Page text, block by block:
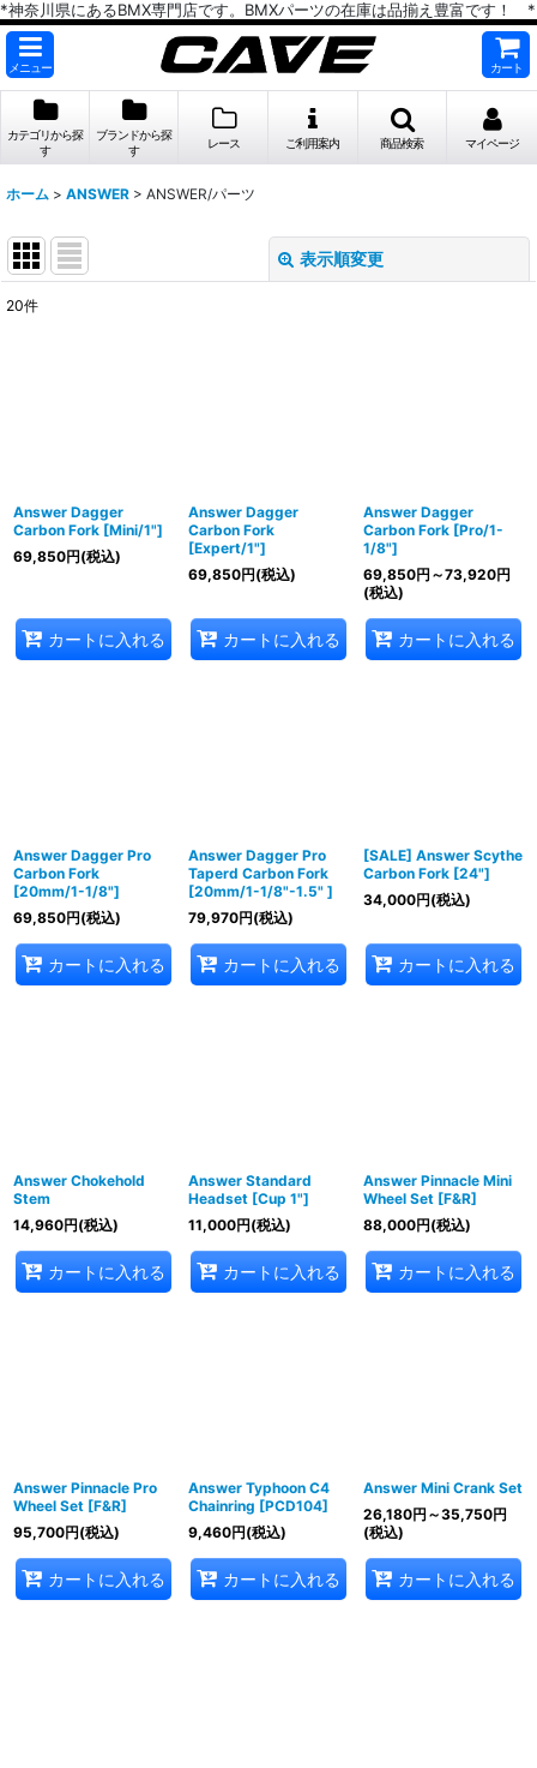
*神奈川県にあるBMX専門店です。BMXパーツの在庫は品揃え豊富です！ *
メニュー カート
カテゴリから探
す
ブランドから探
す
レース ご利用案内 商品検索 マイページ
ホーム > ANSWER > ANSWER/パーツ
表示順変更
20件
Answer Dagger
Carbon Fork [Mini/1"]
69,850円(税込)
カートに入れる
Answer Dagger
Carbon Fork
[Expert/1"]
69,850円(税込)
カートに入れる
Answer Dagger
Carbon Fork [Pro/1-
1/8"]
69,850円 ～73,920円
(税込)
カートに入れる
Answer Dagger Pro
Carbon Fork
[20mm/1-1/8"]
69,850円(税込)
カートに入れる
Answer Dagger Pro
Taperd Carbon Fork
[20mm/1-1/8"-1.5" ]
79,970円(税込)
カートに入れる
[SALE] Answer Scythe
Carbon Fork [24"]
34,000円(税込)
カートに入れる
Answer Chokehold
Stem
14,960円(税込)
カートに入れる
Answer Standard
Headset [Cup 1"]
11,000円(税込)
カートに入れる
Answer Pinnacle Mini
Wheel Set [F&R]
88,000円(税込)
カートに入れる
Answer Pinnacle Pro
Wheel Set [F&R]
95,700円(税込)
カートに入れる
Answer Typhoon C4
Chainring [PCD104]
9,460円(税込)
カートに入れる
Answer Mini Crank Set
26,180円 ～35,750円
(税込)
カートに入れる